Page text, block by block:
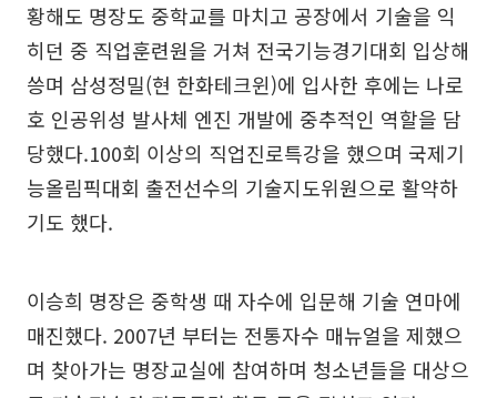
황해도 명장도 중학교를 마치고 공장에서 기술을 익
히던 중 직업훈련원을 거쳐 전국기능경기대회 입상해
씅며 삼성정밀(현 한화테크윈)에 입사한 후에는 나로
호 인공위성 발사체 엔진 개발에 중추적인 역할을 담
당했다.100회 이상의 직업진로특강을 했으며 국제기
능올림픽대회 출전선수의 기술지도위원으로 활약하
기도 했다.
이승희 명장은 중학생 때 자수에 입문해 기술 연마에
매진했다. 2007년 부터는 전통자수 매뉴얼을 제했으
며 찾아가는 명장교실에 참여하며 청소년들을 대상으